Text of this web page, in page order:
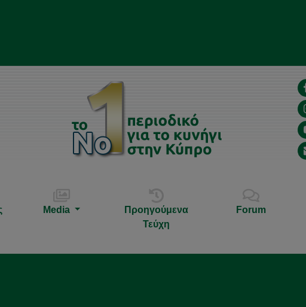
Media
Προηγούμενα
Τεύχη
Forum